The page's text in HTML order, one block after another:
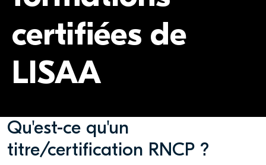
certifiées de
LISAA
Qu'est-ce qu'un
titre/certification RNCP ?